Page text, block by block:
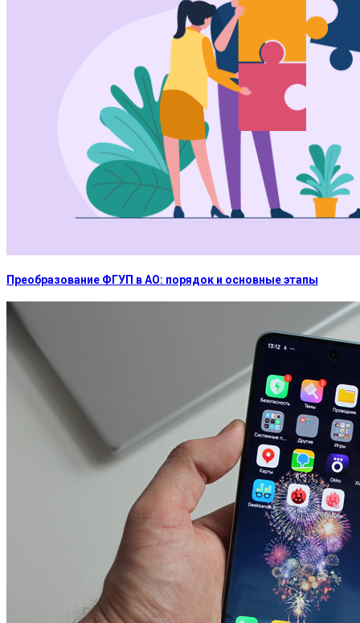
Преобразование ФГУП в АО: порядок и основные этапы